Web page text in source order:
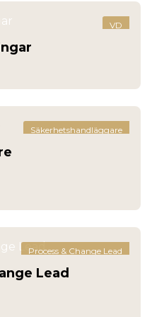
VD
Säkerhetshandläggare
Process & Change Lead
Lead